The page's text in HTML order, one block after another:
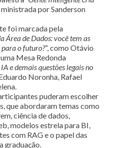
ministrada por Sanderson
foi marcada pela
Área de Dados: você tem as
para o futuro?“, como Otávio
Mesa Redonda
e demais questões legais no
Noronha, Rafael
puderam escolher
que abordaram temas como
ciência de dados,
modelos estrela para BI,
com RAG e o papel das
graduação.